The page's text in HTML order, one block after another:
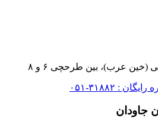
عرب)، بین طرحچی ۶ و ۸
: ۳۱۸۸۲-۰۵۱
جاودان